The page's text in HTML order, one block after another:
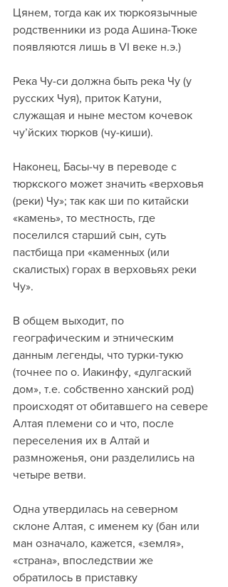
Цянем, тогда как их тюркоязычные
родственники из рода Ашина-Тюке
появляются лишь в VI веке н.э.)
Река Чу-си должна быть река Чу (у
русских Чуя), приток Катуни,
служащая и ныне местом кочевок
чу’йских тюрков (чу-киши).
Наконец, Басы-чу в переводе с
тюркского может значить «верховья
(реки) Чу»; так как ши по китайски
«камень», то местность, где
поселился старший сын, суть
пастбища при «каменных (или
скалистых) горах в верховьях реки
Чу».
В общем выходит, по
географическим и этническим
данным легенды, что турки-тукю
(точнее по о. Иакинфу, «дулгаский
дом», т.е. собственно ханский род)
происходят от обитавшего на севере
Алтая племени со и что, после
переселения их в Алтай и
размноженья, они разделились на
четыре ветви.
Одна утвердилась на северном
склоне Алтая, с именем ку (бан или
ман означало, кажется, «земля»,
«страна», впоследствии же
обратилось в приставку